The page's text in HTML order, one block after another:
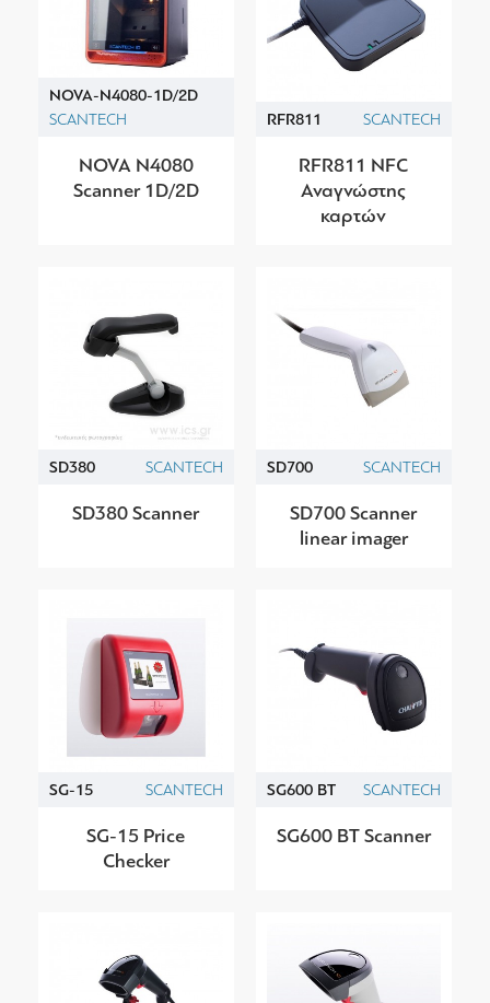
NOVA-N4080-1D/2D
SCANTECH
NOVA N4080
Scanner 1D/2D
RFR811 SCANTECH
RFR811 NFC
Αναγνώστης
καρτών
SD380 SCANTECH
SD380 Scanner
SD700 SCANTECH
SD700 Scanner
linear imager
SG-15 SCANTECH
SG-15 Price
Checker
SG600 BT SCANTECH
SG600 BT Scanner